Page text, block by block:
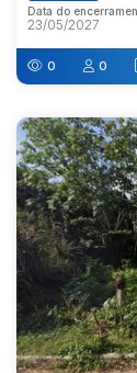
Data do
23/05/2027
0 0